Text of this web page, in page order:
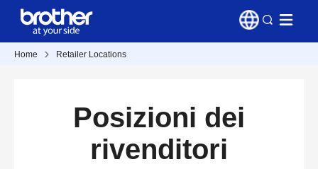
Home Retailer Locations
Posizioni dei
rivenditori